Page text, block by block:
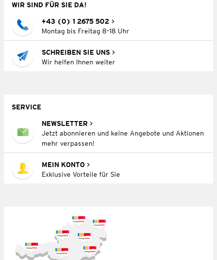
WIR SIND FÜR SIE DA!
+43 (0) 1 2675 502
Montag bis Freitag 8–18 Uhr
SCHREIBEN SIE UNS
Wir helfen Ihnen weiter
SERVICE
NEWSLETTER
Jetzt abonnieren und keine Angebote und Aktionen
mehr verpassen!
MEIN KONTO
Exklusive Vorteile für Sie